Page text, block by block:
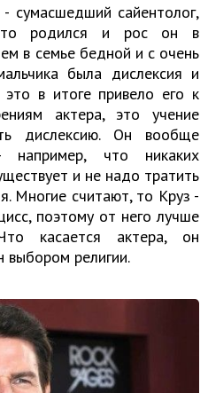
сумасшедший сайентолог,
родился и рос он в
в семье бедной и с очень
была дислексия и
в итоге привело его к
актера, это учение
дислексию. Он вообще
что никаких
и не надо тратить
Многие считают, то Круз -
поэтому от него лучше
касается актера, он
выбором религии.